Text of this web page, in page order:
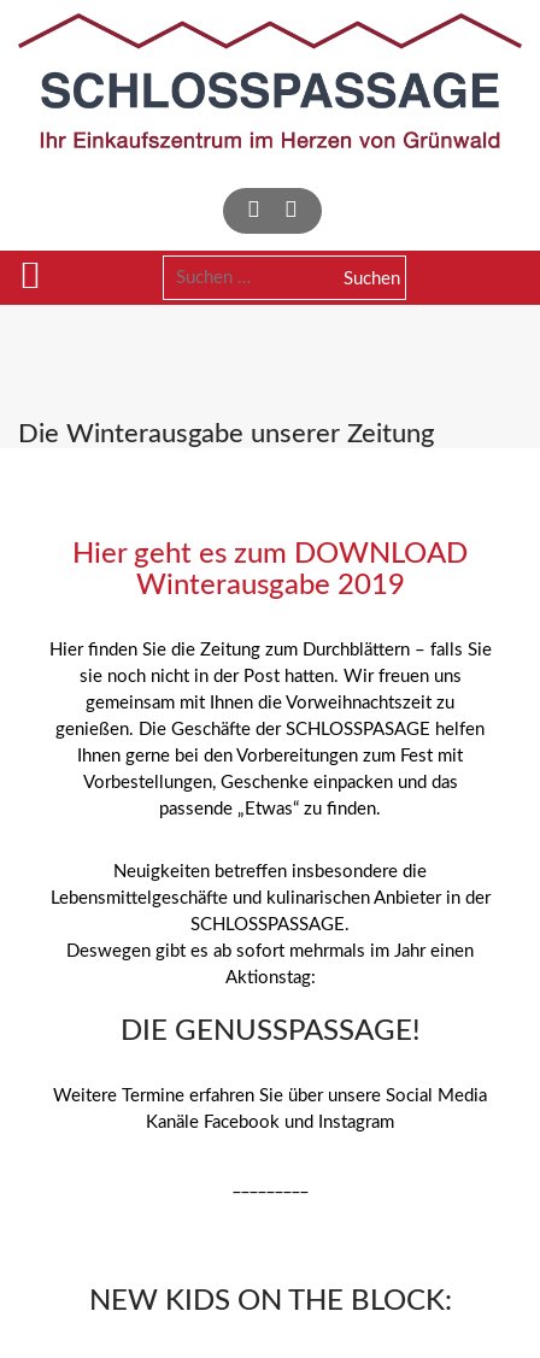
Suchen
Die Winterausgabe unserer Zeitung
Hier geht es zum DOWNLOAD
Winterausgabe 2019
Hier finden Sie die Zeitung zum Durchblättern – falls Sie
sie noch nicht in der Post hatten. Wir freuen uns
gemeinsam mit Ihnen die Vorweihnachtszeit zu
genießen. Die Geschäfte der SCHLOSSPASAGE helfen
Ihnen gerne bei den Vorbereitungen zum Fest mit
Vorbestellungen, Geschenke einpacken und das
passende „Etwas“ zu finden.
Neuigkeiten betreffen insbesondere die
Lebensmittelgeschäfte und kulinarischen Anbieter in der
SCHLOSSPASSAGE.
Deswegen gibt es ab sofort mehrmals im Jahr einen
Aktionstag:
DIE GENUSSPASSAGE!
Weitere Termine erfahren Sie über unsere Social Media
Kanäle Facebook und Instagram
NEW KIDS ON THE BLOCK: